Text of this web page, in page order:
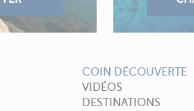
COIN DÉCOUVERTE
VIDÉOS
DESTINATIONS